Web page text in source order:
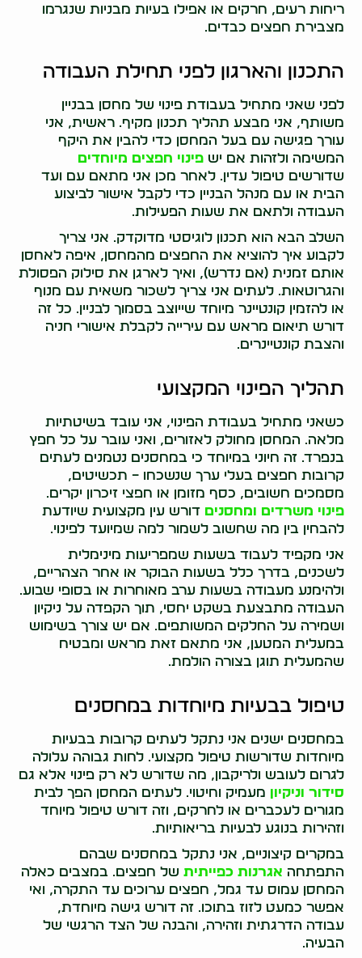
ריחות רעים, חרקים או אפילו בעיות מבניות שנגרמו
מצבירת חפצים כבדים.
התכנון והארגון לפני תחילת העבודה
לפני שאני מתחיל בעבודת פינוי של מחסן בבניין
משותף, אני מבצע תהליך תכנון מקיף. ראשית, אני
עורך פגישה עם בעל המחסן כדי להבין את היקף
המשימה ולזהות אם ישפינוי חפצים מיוחדים
שדורשים טיפול עדין. לאחר מכן אני מתאם עם ועד
הבית או עם מנהל הבניין כדי לקבל אישור לביצוע
העבודה ולתאם את שעות הפעילות.
השלב הבא הוא תכנון לוגיסטי מדוקדק. אני צריך
לקבוע איך להוציא את החפצים מהמחסן, איפה לאחסן
אותם זמנית (אם נדרש), ואיך לארגן את סילוק הפסולת
והגרוטאות. לעתים אני צריך לשכור משאית עם מנוף
או להזמין קונטיינר מיוחד שייוצב בסמוך לבניין. כל זה
דורש תיאום מראש עם עירייה לקבלת אישורי חניה
והצבת קונטיינרים.
תהליך הפינוי המקצועי
כשאני מתחיל בעבודת הפינוי, אני עובד בשיטתיות
מלאה. המחסן מחולק לאזורים, ואני עובר על כל חפץ
בנפרד. זה חיוני במיוחד כי במחסנים נטמנים לעתים
קרובות חפצים בעלי ערך שנשכחו – תכשיטים,
מסמכים חשובים, כסף מזומן או חפצי זיכרון יקרים.
פינוי משרדים ומחסנים דורש עין מקצועית שיודעת
להבחין בין מה שחשוב לשמור למה שמיועד לפינוי.
אני מקפיד לעבוד בשעות שמפריעות מינימלית
לשכנים, בדרך כלל בשעות הבוקר או אחר הצהריים,
ולהימנע מעבודה בשעות ערב מאוחרות או בסופי שבוע.
העבודה מתבצעת בשקט יחסי, תוך הקפדה על ניקיון
ושמירה על החלקים המשותפים. אם יש צורך בשימוש
במעלית המטען, אני מתאם זאת מראש ומבטיח
שהמעלית תוגן בצורה הולמת.
טיפול בבעיות מיוחדות במחסנים
במחסנים ישנים אני נתקל לעתים קרובות בבעיות
מיוחדות שדורשות טיפול מקצועי. לחות גבוהה עלולה
לגרום לעובש ולריקבון, מה שדורש לא רק פינוי אלא גם
סידור וניקיון מעמיק וחיטוי. לעתים המחסן הפך לבית
מגורים לעכברים או לחרקים, וזה דורש טיפול מיוחד
וזהירות בנוגע לבעיות בריאותיות.
במקרים קיצוניים, אני נתקל במחסנים שבהם
התפתחה אגרנות כפייתית של חפצים. במצבים כאלה
המחסן עמוס עד גמל, חפצים ערוכים עד התקרה, ואי
אפשר כמעט לזוז בתוכו. זה דורש גישה מיוחדת,
עבודה הדרגתית וזהירה, והבנה של הצד הרגשי של
הבעיה.